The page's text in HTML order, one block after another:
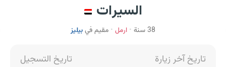
السيرات
38 سنة ارمل مقيم فيبيليز
تاريخ آخر زيارة
تاريخ التسجيل